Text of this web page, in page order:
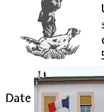
Vie Municipale
Date de la battue